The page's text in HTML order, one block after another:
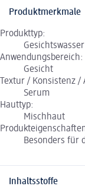
Produktmerkmale
Produkttyp:
Gesichtswasser
Anwendungsbereich:
Gesicht
Textur / Konsistenz /
Serum
Hauttyp:
Mischhaut
Besonders für
Inhaltsstoffe